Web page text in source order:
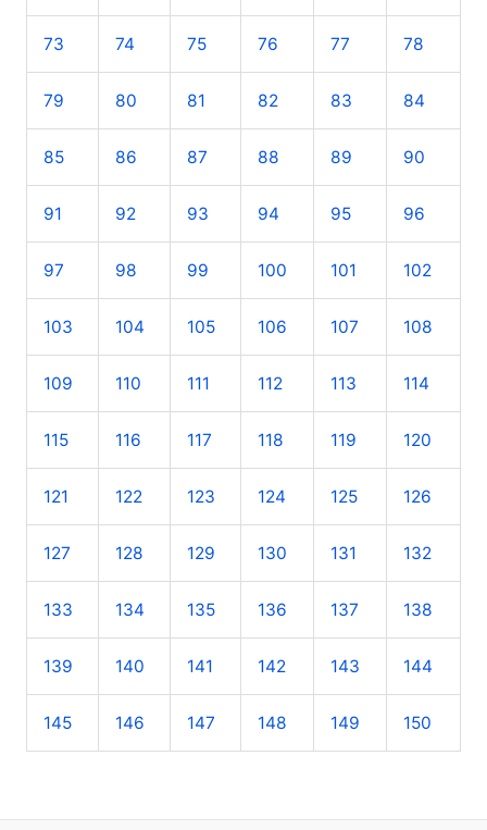
73 74 75 76 77 78
79 80 81 82 83 84
85 86 87 88 89 90
91 92 93 94 95 96
97 98 99 100 101 102
103 104 105 106 107 108
109 110 111 112 113 114
115 116 117 118 119 120
121 122 123 124 125 126
127 128 129 130 131 132
133 134 135 136 137 138
139 140 141 142 143 144
145 146 147 148 149 150